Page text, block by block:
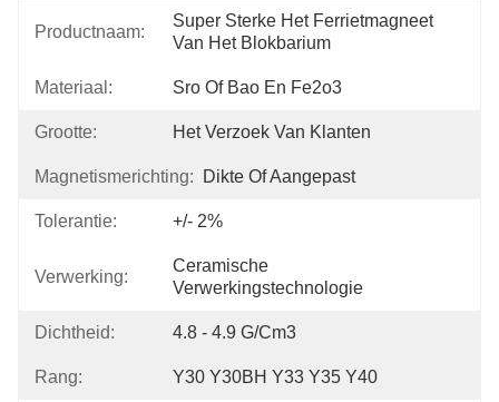
Productnaam:
Super Sterke Het Ferrietmagneet
Van Het Blokbarium
Materiaal: Sro Of Bao En Fe2o3
Grootte: Het Verzoek Van Klanten
Magnetismerichting: Dikte Of Aangepast
Tolerantie: +/- 2%
Verwerking:
Ceramische
Verwerkingstechnologie
Dichtheid: 4.8 - 4.9 G/cm3
Rang: Y30 Y30BH Y33 Y35 Y40